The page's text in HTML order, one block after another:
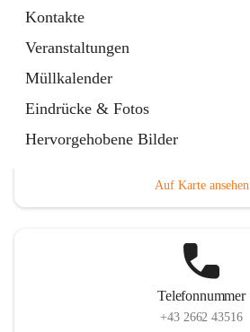
Kontakte
Veranstaltungen
Müllkalender
Eindrücke & Fotos
Hervorgehobene BilderHauptadresse
Auf Karte ansehen
Telefonnummer
+43 2662 43516